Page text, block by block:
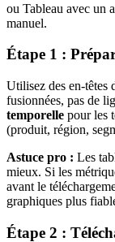
ou Tableau avec un
manuel.
Étape 1 :
Utilisez des en-têtes
fusionnées, pas de
temporelle pour les
(produit, région,
Astuce pro : Les
mieux. Si les
avant le
graphiques plus
Étape 2 :